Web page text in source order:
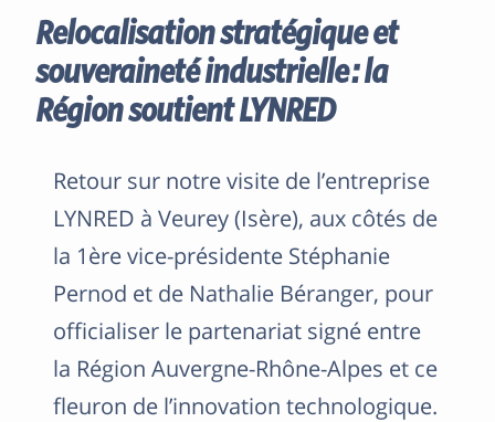
Relocalisation stratégique et
souveraineté industrielle : la
Région soutient LYNRED
Retour sur notre visite de l’entreprise
LYNRED à Veurey (Isère), aux côtés de
la 1ère vice-présidente Stéphanie
Pernod et de Nathalie Béranger, pour
officialiser le partenariat signé entre
la Région Auvergne-Rhône-Alpes et ce
fleuron de l’innovation technologique.